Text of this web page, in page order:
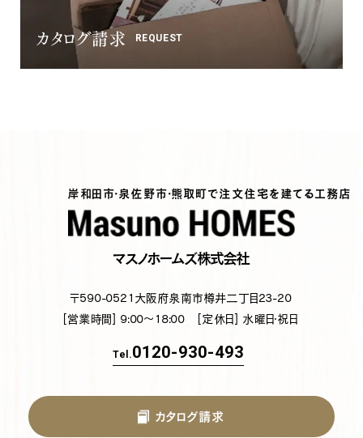
カタログ請求 REQUEST
岸和田市・泉佐野市・熊取町で注文住宅を建てる工務店
マスノホームズ株式会社
〒590-0521 大阪府泉南市樽井二丁目23-20
[営業時間] 9:00～18:00 [定休日] 水曜日・祝日
Tel.0120-930-493
カタログ請求